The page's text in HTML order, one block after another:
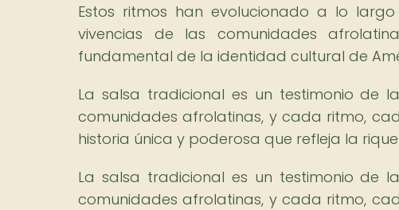
Estos ritmos han evolucionado a lo
vivencias de las comunidades
fundamental de la identidad cultural de
La salsa tradicional es un testimonio de
comunidades afrolatinas, y cada ritmo,
historia única y poderosa que refleja la
La salsa tradicional es un testimonio de
comunidades afrolatinas, y cada ritmo,